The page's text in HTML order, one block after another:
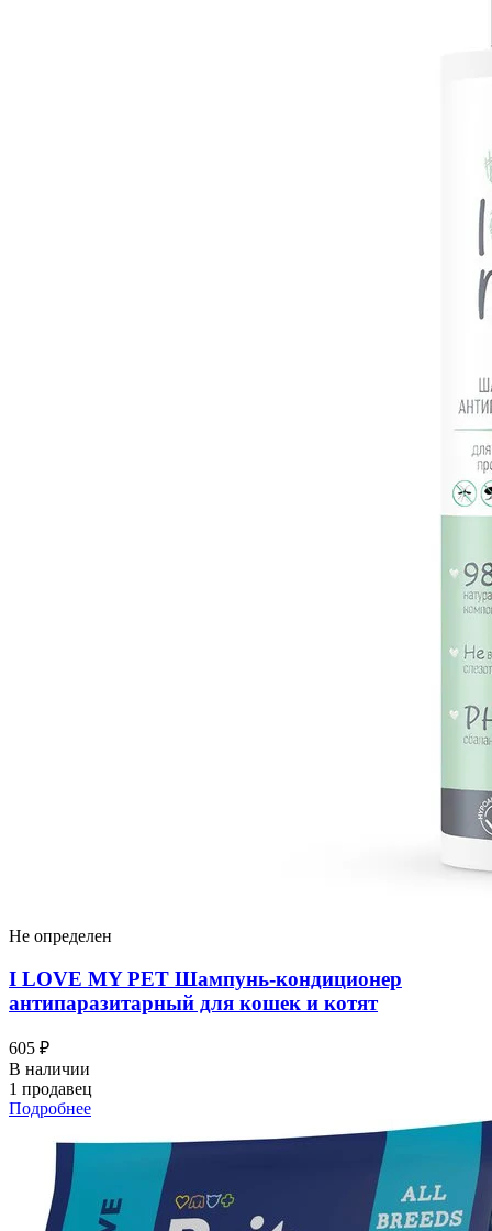
Не определен
I LOVЕ MY PET Шампунь-кондиционер
антипаразитарный для кошек и котят
605 ₽
В наличии
1 продавец
Подробнее